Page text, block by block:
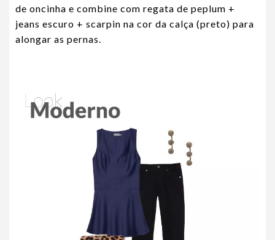
de oncinha e combine com regata de peplum +
jeans escuro + scarpin na cor da calça (preto) para
alongar as pernas.